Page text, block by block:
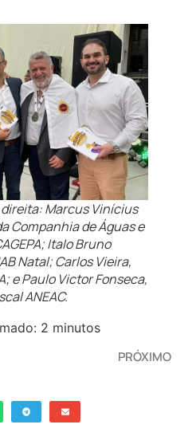
Marcus Vinícius
Companhia de Águas e
Italo Bruno
Natal; Carlos Vieira,
e Paulo Victor Fonseca,
ANEAC.
2 minutos
PRÓXIMO